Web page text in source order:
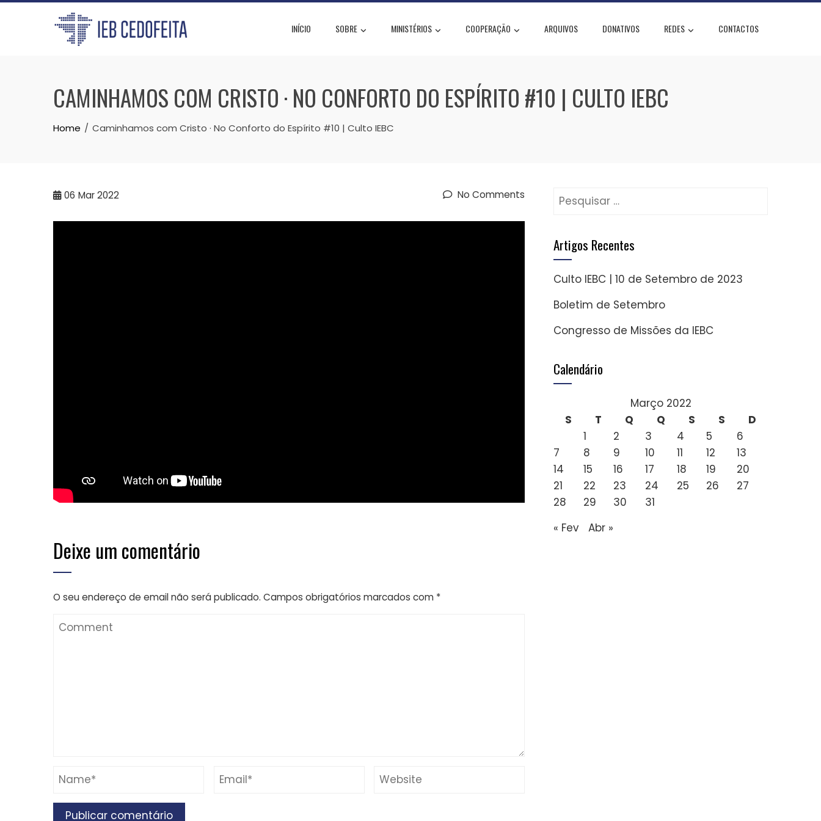
Skip
INÍCIO SOBRE MINISTÉRIOS COOPERAÇÃO ARQUIVOS DONATIVOS REDES CONTACTOS
CAMINHAMOS COM CRISTO · NO CONFORTO DO ESPÍRITO #10 | CULTO IEBC
Home Caminhamos com Cristo · No Conforto do Espírito #10 | Culto IEBC
06 Mar 2022 No Comments
Deixe um comentário
O seu endereço de email não será publicado. Campos obrigatórios marcados com *
Pesquisar
Artigos Recentes
Culto IEBC | 10 de Setembro de 2023
Boletim de Setembro
Congresso de Missões da IEBC
Calendário
Março 2022
S
T Q Q S S
D
1
2 3 4 5
6
7
8 9 10 11 12
13
14
15 16 17 18 19
20
21
22 23 24 25 26
27
28
29 30
31
« Fev
Abr »